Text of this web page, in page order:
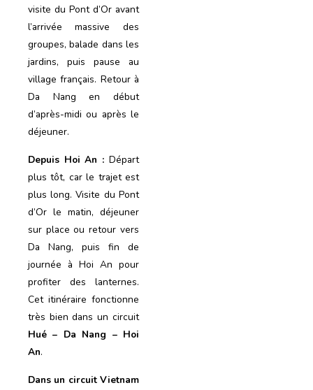
visite du Pont d’Or avant
l’arrivée massive des
groupes, balade dans les
jardins, puis pause au
village français. Retour à
Da Nang en début
d’après-midi ou après le
déjeuner.
Depuis Hoi An : Départ
plus tôt, car le trajet est
plus long. Visite du Pont
d’Or le matin, déjeuner
sur place ou retour vers
Da Nang, puis fin de
journée à Hoi An pour
profiter des lanternes.
Cet itinéraire fonctionne
très bien dans un circuit
Hué – Da Nang – Hoi
An.
Dans un circuit Vietnam